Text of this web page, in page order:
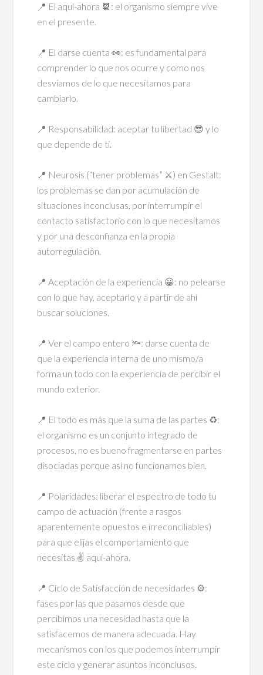
📍 El aquí-ahora 📆: el organismo siempre vive
en el presente.
📍 El darse cuenta 👀: es fundamental para
comprender lo que nos ocurre y como nos
desviamos de lo que necesitamos para
cambiarlo.
📍 Responsabilidad: aceptar tu libertad 😎 y lo
que depende de ti.
📍 Neurosis (“tener problemas” ⚔) en Gestalt:
los problemas se dan por acumulación de
situaciones inconclusas, por interrumpir el
contacto satisfactorio con lo que necesitamos
y por una desconfianza en la propia
autorregulación.
📍 Aceptación de la experiencia 😀: no pelearse
con lo que hay, aceptarlo y a partir de ahí
buscar soluciones.
📍 Ver el campo entero 🔦: darse cuenta de
que la experiencia interna de uno mismo/a
forma un todo con la experiencia de percibir el
mundo exterior.
📍 El todo es más que la suma de las partes ♻:
el organismo es un conjunto integrado de
procesos, no es bueno fragmentarse en partes
disociadas porque así no funcionamos bien.
📍 Polaridades: liberar el espectro de todo tu
campo de actuación (frente a rasgos
aparentemente opuestos e irreconciliables)
para que elijas el comportamiento que
necesitas ✌ aquí-ahora.
📍 Ciclo de Satisfacción de necesidades ⚙:
fases por las que pasamos desde que
percibimos una necesidad hasta que la
satisfacemos de manera adecuada. Hay
mecanismos con los que podemos interrumpir
este ciclo y generar asuntos inconclusos.